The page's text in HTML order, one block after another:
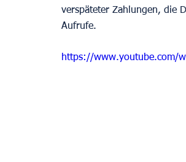
verspäteter Zahlungen, die
Aufrufe.
https://www.youtube.com/